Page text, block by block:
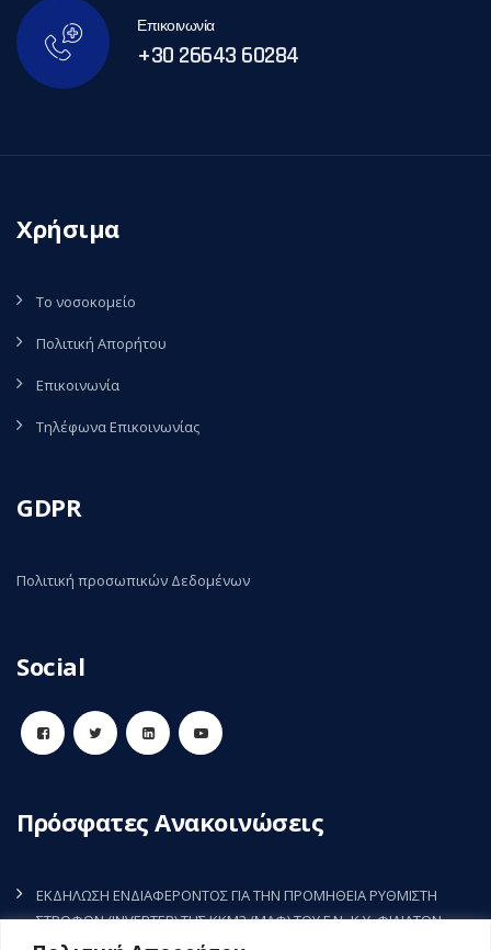
Επικοινωνία
+30 26643 60284
Χρήσιμα
Το νοσοκομείο
Πολιτική Απορήτου
Επικοινωνία
Τηλέφωνα Επικοινωνίας
GDPR
Πολιτική προσωπικών Δεδομένων
Social
Πρόσφατες Ανακοινώσεις
ΕΚΔΗΛΩΣΗ ΕΝΔΙΑΦΕΡΟΝΤΟΣ ΓΙΑ ΤΗΝ ΠΡΟΜΗΘΕΙΑ ΡΥΘΜΙΣΤΗ
ΣΤΡΟΦΩΝ (INVERTER) ΤΗΣ ΚΚΜ3 (ΜΑΦ) ΤΟΥ Γ.Ν.-Κ.Υ. ΦΙΛΙΑΤΩΝ
5 Αυγούστου, 2026